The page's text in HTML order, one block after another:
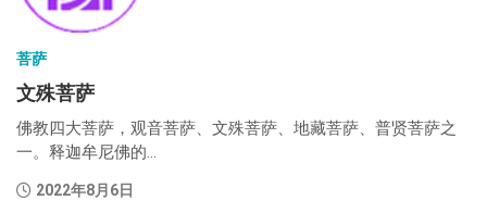
菩萨
文殊菩萨
佛教四大菩萨，观音菩萨、文殊菩萨、地藏菩萨、普贤菩萨之
一。释迦牟尼佛的...
2022年8月6日